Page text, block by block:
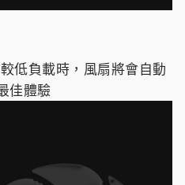
低負載時，風扇將會自動
佳體驗